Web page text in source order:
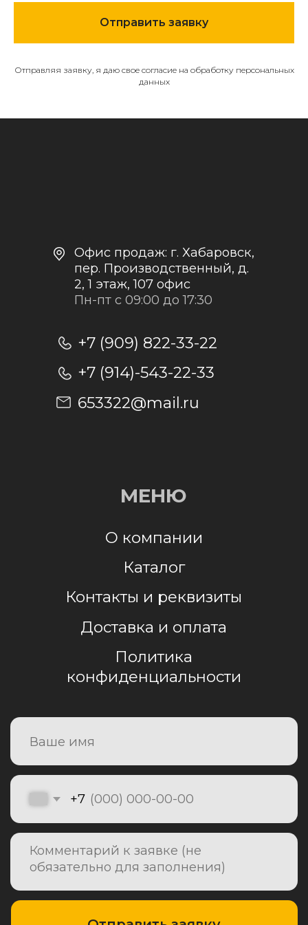
Отправить заявку
Отправляя заявку, я даю свое согласие на обработку персональных
данных
О компании
Контакты и реквизиты
Политика
Отправить заявку
Отправляя заявку, я даю согласие на
обработку персональных данных